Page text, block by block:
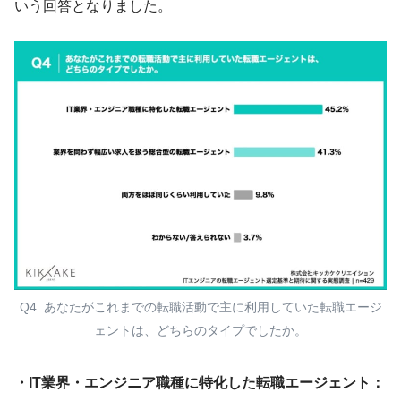
いう回答となりました。
Q4. あなたがこれまでの転職活動で主に利用していた転職エージ
ェントは、どちらのタイプでしたか。
・IT業界・エンジニア職種に特化した転職エージェント：